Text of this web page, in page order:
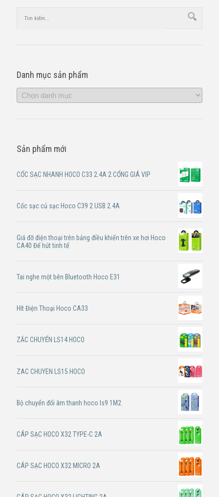
Danh mục sản phẩm
Sản phẩm mới
CỐC SẠC NHANH HOCO C33 2.4A 2 CỔNG GIÁ VIP
Cốc sạc củ sạc Hoco C39 2 USB 2.4A
Giá đỡ điện thoại trên bảng điều khiển trên xe hơi Hoco
CA40 Đế hút tinh tế
Tai nghe một bên Bluetooth Hoco E31
Hít Điện Thoại Hoco CA33
ZẮC CHUYỂN LS14 HOCO
ZAC CHUYEN LS15 HOCO
Bộ chuyển đổi âm thanh hoco ls9 1M2
CÁP SẠC HOCO X32 TYPE-C 2A
CÁP SẠC HOCO X32 MICRO 2A